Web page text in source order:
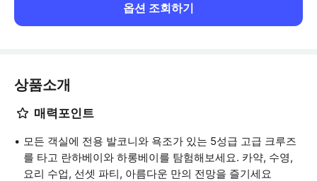
옵션 조회하기
상품소개
매력포인트
모든 객실에 전용 발코니와 욕조가 있는 5성급 고급 크루즈
를 타고 란하베이와 하롱베이를 탐험해보세요. 카약, 수영,
요리 수업, 선셋 파티, 아름다운 만의 전망을 즐기세요